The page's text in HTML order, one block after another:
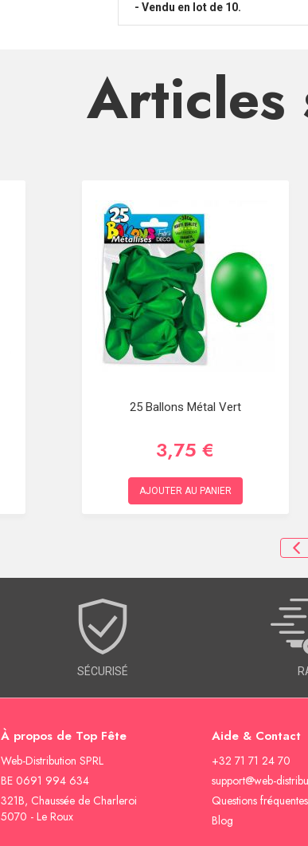
- Vendu en lot de 10.
Articles
25 Ballons Métal Vert
3,75 €
AJOUTER AU PANIER
SÉCURISÉ
À propos de Top Fête
Web-Distribution SPRL
BE 0691 994 634
321B, Chaussée de Charleroi
5070 - Le Roux
Aide & Contact
+32 71 71 24 70
support@web-
Questions fréquentes
Blog